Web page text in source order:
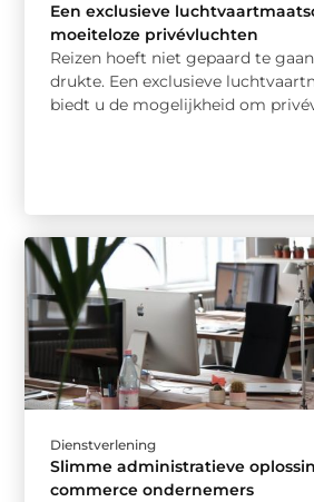
Een exclusieve
moeiteloze privévluchten
Reizen hoeft niet gepaard te
drukte. Een exclusieve
biedt u de mogelijkheid om
Dienstverlening
Slimme administratieve
commerce ondernemers